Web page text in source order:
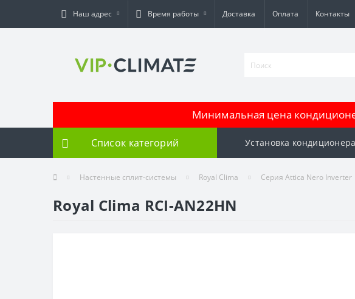
Наш адрес Время работы Доставка Оплата Контакты
Минимальная цена
Список категорий Установка кондиционера
Настенные сплит-системы Royal Clima Серия Attica Nero Inverter
Royal Clima RCI-AN22HN